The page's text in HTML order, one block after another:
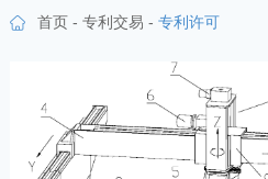
首页- 专利交易 - 专利许可